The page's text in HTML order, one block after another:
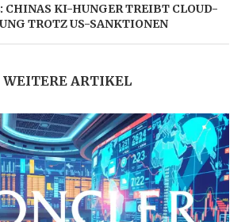
KI-HUNGER TREIBT CLOUD-
TROTZ US-SANKTIONEN
WEITERE ARTIKEL